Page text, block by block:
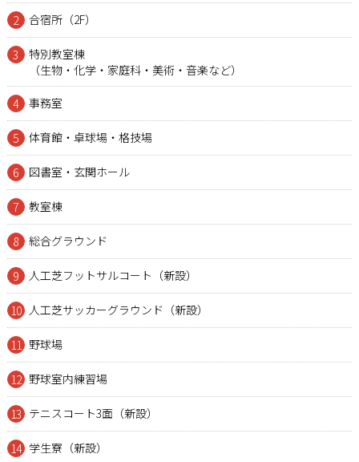
2 合宿所（2F）
3
特別教室棟
（生物・化学・家庭科・美術・音楽など）
4 事務室
5 体育館・卓球場・格技場
6 図書室・玄関ホール
7 教室棟
8 総合グラウンド
9 人工芝フットサルコート（新設）
10 人工芝サッカーグラウンド（新設）
11 野球場
12 野球室内練習場
13 テニスコート3面（新設）
14 学生寮（新設）